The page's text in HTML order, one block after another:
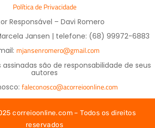
Política de Privacidade
Responsável – Davi Romero
Jansen | telefone: (68) 99972-6883
mjansenromero@gmail.com
são de responsabilidade de seus
autores
faleconosco@acorreioonline.com
correioonline.com – Todos os direitos
reservados